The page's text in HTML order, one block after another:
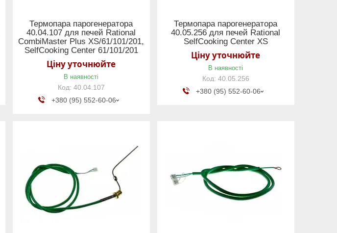
Термопара парогенератора
40.04.107 для печей Rational
CombiMaster Plus XS/61/101/201,
SelfCooking Center 61/101/201
Ціну уточнюйте
В наявності
40.04.107
+380 (95) 552-60-06
Термопара парогенератора
40.05.256 для печей Rational
SelfCooking Center XS
Ціну уточнюйте
В наявності
40.05.256
+380 (95) 552-60-06